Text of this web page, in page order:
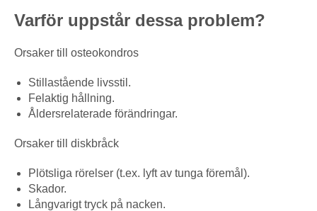
Varför uppstår dessa problem?
Orsaker till osteokondros
Stillastående livsstil.
Felaktig hållning.
Åldersrelaterade förändringar.
Orsaker till diskbråck
Plötsliga rörelser (t.ex. lyft av tunga föremål).
Skador.
Långvarigt tryck på nacken.